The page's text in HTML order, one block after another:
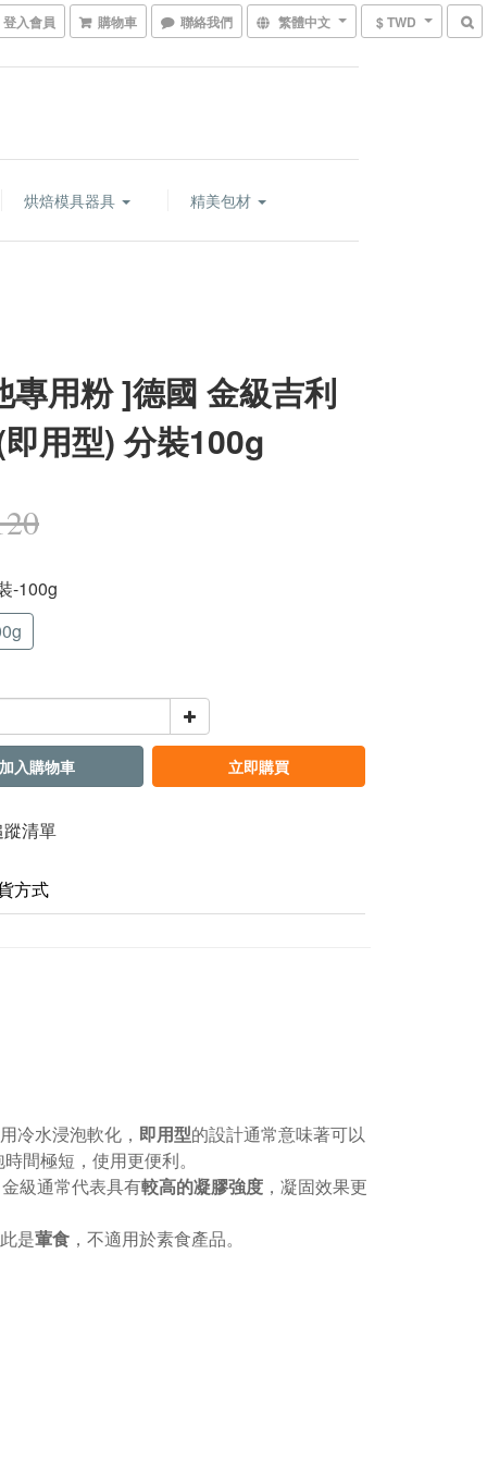
登入會員 購物車 聯絡我們 繁體中文 $ TWD
烘焙模具器具 精美包材
專用粉 ]德國 金級吉利
用型) 分裝100g
-100g
加入購物車 立即購買
清單
方式
冷水浸泡軟化， 即用型的設計通常意味著可以
時間極短 ，使用更便利。
級通常代表具有較高的凝膠強度 ，凝固效果更
是葷食 ，不適用於素食產品。